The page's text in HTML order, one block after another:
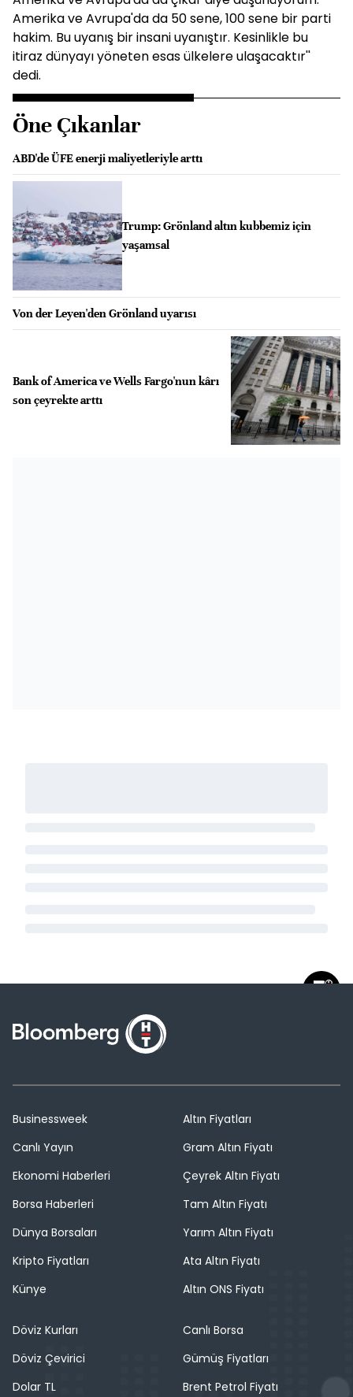
Amerika ve Avrupa'da da 50 sene, 100 sene bir parti
hakim. Bu uyanış bir insani uyanıştır. Kesinlikle bu
itiraz dünyayı yöneten esas ülkelere ulaşacaktır''
dedi.
Öne Çıkanlar
ABD'de ÜFE enerji maliyetleriyle arttı
Trump: Grönland altın kubbemiz için
yaşamsal
Von der Leyen'den Grönland uyarısı
Bank of America ve Wells Fargo'nun kârı
son çeyrekte arttı
Businessweek
Canlı Yayın
Ekonomi Haberleri
Borsa Haberleri
Dünya Borsaları
Kripto Fiyatları
Künye
Altın Fiyatları
Gram Altın Fiyatı
Çeyrek Altın Fiyatı
Tam Altın Fiyatı
Yarım Altın Fiyatı
Ata Altın Fiyatı
Altın ONS Fiyatı
Döviz Kurları
Döviz Çevirici
Dolar TL
Canlı Borsa
Gümüş Fiyatları
Brent Petrol Fiyatı